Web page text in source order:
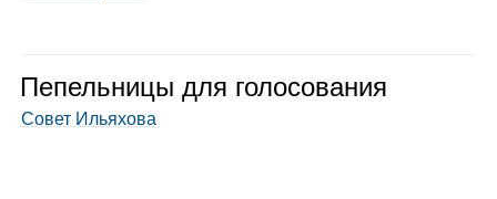
Пепель­ницы для голо­со­ва­ния
Совет Ильяхова